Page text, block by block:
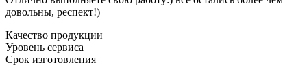
довольны, респект!)
Качество продукции
Уровень сервиса
Срок изготовления